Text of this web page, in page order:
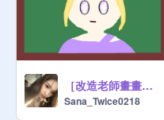
［改造老師畫畫比賽］作品
Sana_Twice0218